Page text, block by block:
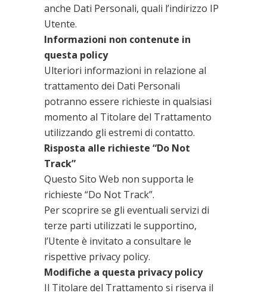
anche Dati Personali, quali l’indirizzo IP
Utente.
Informazioni non contenute in
questa policy
Ulteriori informazioni in relazione al
trattamento dei Dati Personali
potranno essere richieste in qualsiasi
momento al Titolare del Trattamento
utilizzando gli estremi di contatto.
Risposta alle richieste “Do Not
Track”
Questo Sito Web non supporta le
richieste “Do Not Track”.
Per scoprire se gli eventuali servizi di
terze parti utilizzati le supportino,
l’Utente è invitato a consultare le
rispettive privacy policy.
Modifiche a questa privacy policy
Il Titolare del Trattamento si riserva il